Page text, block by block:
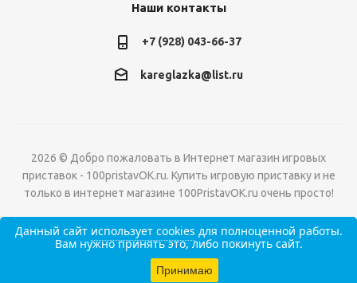
Наши контакты
+7 (928) 043-66-37
kareglazka@list.ru
2026 © Добро пожаловать в Интернет магазин игровых
приставок - 100pristavOK.ru. Купить игровую приставку и не
только в интернет магазине 100PristavOK.ru очень просто!
Данный сайт использует cookies для полноценной работы.
Вам нужно принять это, либо покинуть сайт.
Принимаю